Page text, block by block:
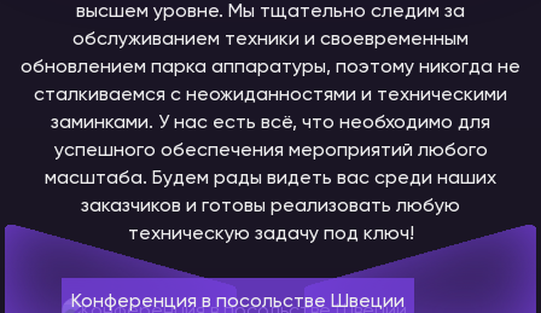
высшем уровне. Мы тщательно следим за
обслуживанием техники и своевременным
обновлением парка аппаратуры, поэтому никогда не
сталкиваемся с неожиданностями и техническими
заминками. У нас есть всё, что необходимо для
успешного обеспечения мероприятий любого
масштаба. Будем рады видеть вас среди наших
заказчиков и готовы реализовать любую
техническую задачу под ключ!
Конференция в посольстве Швеции